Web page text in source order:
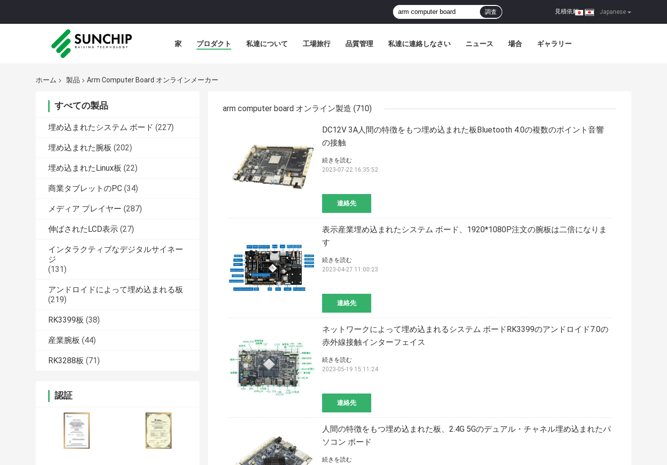
Japanese
見積依頼 |
調査
家 プロダクト 私達について 工場旅行 品質管理 私達に連絡しなさい ニュース 場合 ギャラリー
ホーム 製品 Arm Computer Board オンラインメーカー
すべての製品
埋め込まれたシステム ボード (227)
埋め込まれた腕板 (202)
埋め込まれたLinux板 (22)
商業タブレットのPC (34)
メディア プレイヤー (287)
伸ばされたLCD表示 (27)
インタラクティブなデジタルサイネー
ジ
(131)
アンドロイドによって埋め込まれる板
(219)
RK3399板 (38)
産業腕板 (44)
RK3288板 (71)
認証
arm computer board オンライン製造 (710)
DC12V 3A人間の特徴をもつ埋め込まれた板Bluetooth 4.0の複数のポイント音響
の接触
連絡先
続きを読む
2023-07-22 16:35:52
表示産業埋め込まれたシステム ボード、1920*1080P注文の腕板は二倍になりま
す
連絡先
続きを読む
2023-04-27 11:00:23
ネットワークによって埋め込まれるシステム ボードRK3399のアンドロイド7.0の
赤外線接触インターフェイス
連絡先
続きを読む
2023-05-19 15:11:24
人間の特徴をもつ埋め込まれた板、2.4G 5Gのデュアル・チャネル埋め込まれたパ
ソコン ボード
続きを読む